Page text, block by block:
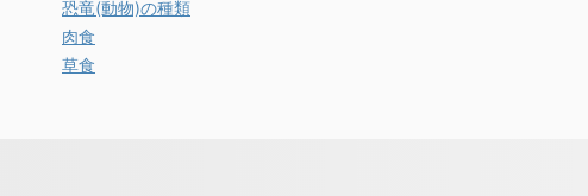
恐竜(動物)の種類
肉食
草食